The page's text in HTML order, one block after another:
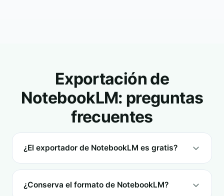
Exportación de
NotebookLM: preguntas
frecuentes
¿El exportador de NotebookLM es gratis?
¿Conserva el formato de NotebookLM?